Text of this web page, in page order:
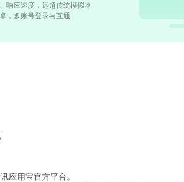
响应速度，远超传统模拟器
，多账号登录与互通
应用宝官方平台。